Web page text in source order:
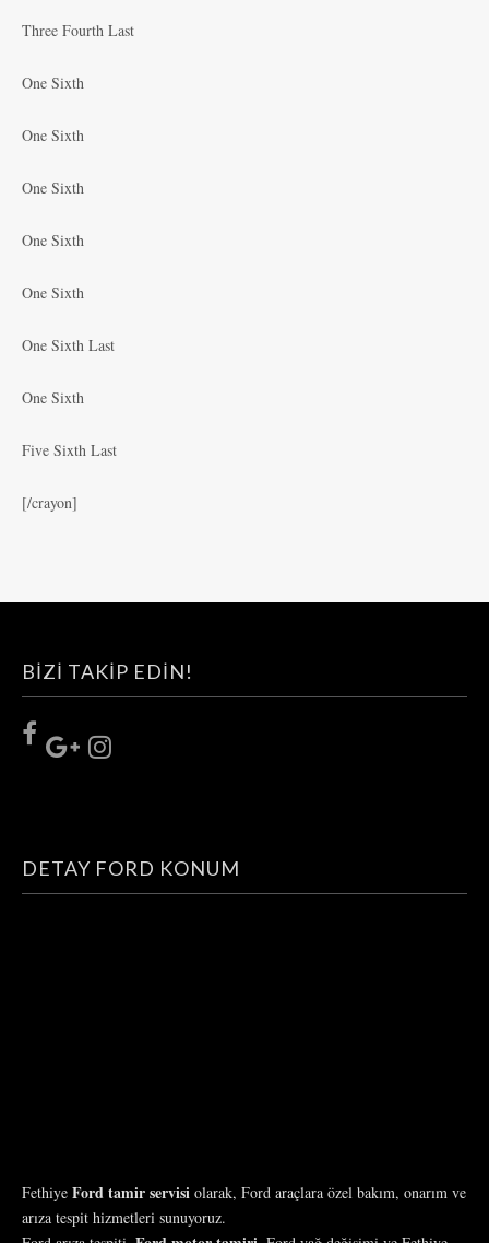
Three Fourth Last
One Sixth
One Sixth
One Sixth
One Sixth
One Sixth
One Sixth Last
One Sixth
Five Sixth Last
[/crayon]
BIZI TAKIP EDIN!
DETAY FORD KONUM
Fethiye Ford tamir servisi olarak, Ford araçlara özel bakım, onarım ve
arıza tespit hizmetleri sunuyoruz.